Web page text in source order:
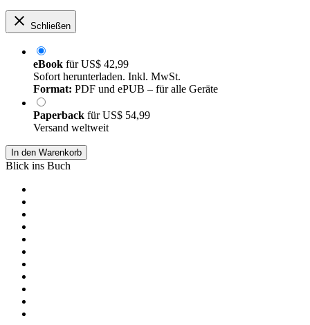
Schließen
eBook fürUS$ 42,99
Sofort herunterladen. Inkl. MwSt.
Format: PDF und ePUB – für alle Geräte
Paperback fürUS$ 54,99
Versand weltweit
In den Warenkorb
Blick ins Buch